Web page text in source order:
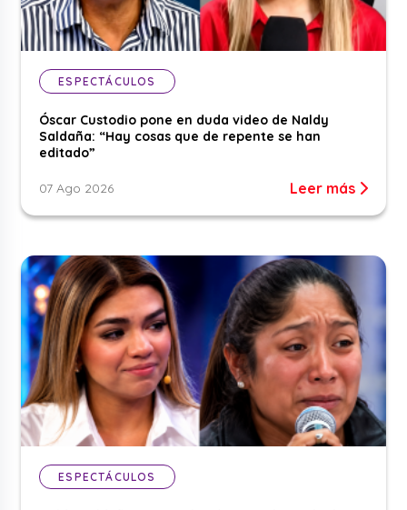
ESPECTÁCULOS
Óscar Custodio pone en duda video de Naldy
Saldaña: “Hay cosas que de repente se han
editado”
07 Ago 2026 Leer más
ESPECTÁCULOS